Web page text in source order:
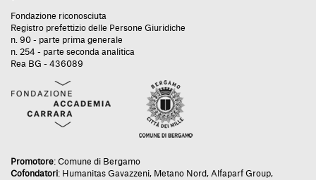
Fondazione riconosciuta
Registro prefettizio delle Persone Giuridiche
n. 90 - parte prima generale
n. 254 - parte seconda analitica
Rea BG - 436089
Promotore: Comune di Bergamo
Cofondatori: Humanitas Gavazzeni, Metano Nord, Alfaparf Group,